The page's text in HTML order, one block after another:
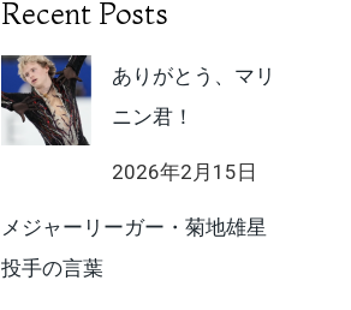
Recent Posts
ありがとう、マリ
ニン君！
2026年2月15日
メジャーリーガー・菊地雄星
投手の言葉